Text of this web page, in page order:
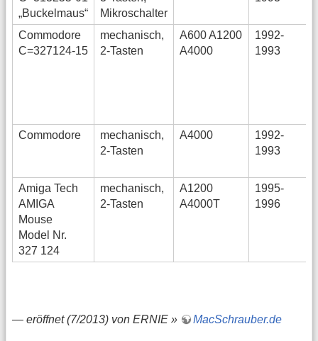
„Buckelmaus“
Mikroschalter
Commodore
C=327124-15
mechanisch,
2-Tasten
A600 A1200
A4000
1992-
1993
Commodore
mechanisch,
2-Tasten
A4000
1992-
1993
Amiga Tech
AMIGA
Mouse
Model Nr.
327 124
mechanisch,
2-Tasten
A1200
A4000T
1995-
1996
— eröffnet (7/2013) von ERNIE » MacSchrauber.de